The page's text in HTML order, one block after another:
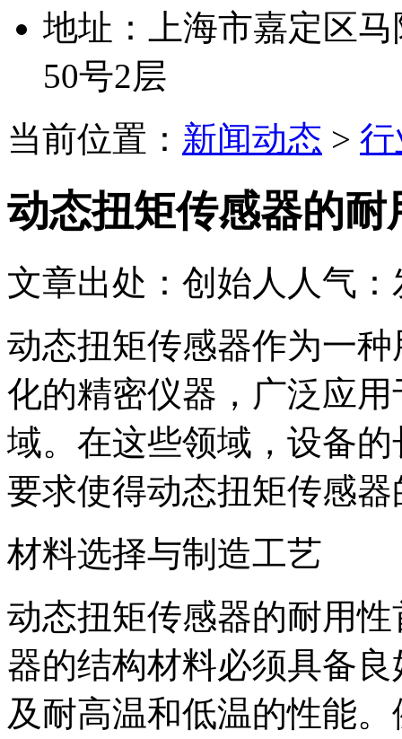
地址：上海市嘉定区
50号2层
当前位置： 新闻动态 >
动态扭矩传感器的耐
文章出处：创始人 人气：
动态扭矩传感器作为一
化的精密仪器，广泛应
域。在这些领域，设备
要求使得动态扭矩传感
材料选择与制造工艺
动态扭矩传感器的耐用
器的结构材料必须具备
及耐高温和低温的性能